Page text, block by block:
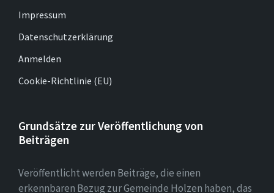
Impressum
Datenschutzerklärung
Anmelden
Cookie-Richtlinie (EU)
Grundsätze zur Veröffentlichung von
Beiträgen
Veröffentlicht werden Beiträge, die einen
erkennbaren Bezug zur Gemeinde Holzen haben, das